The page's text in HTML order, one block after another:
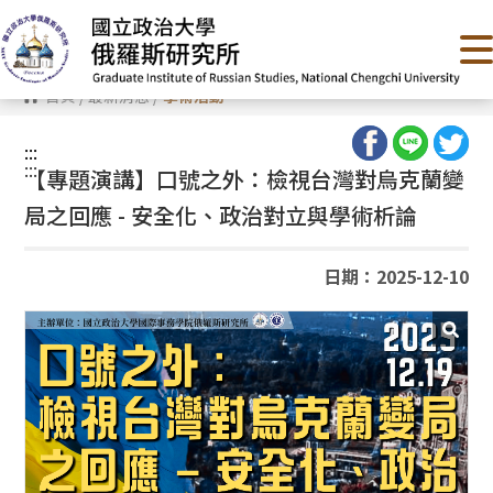
跳
到
主
要
內
容 首頁/最新消息/學術活動
:::
:::
【專題演講】口號之外：檢視台灣對烏克蘭變
局之回應 - 安全化、政治對立與學術析論
日期：2025-12-10